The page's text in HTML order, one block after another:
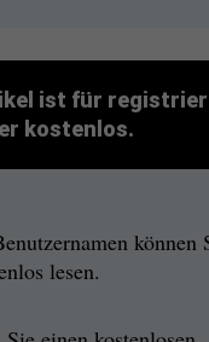
ist für
kostenlos.
können
lesen.